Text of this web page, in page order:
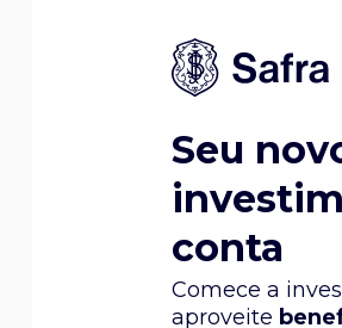
Seu
conta
Comece a
aproveite